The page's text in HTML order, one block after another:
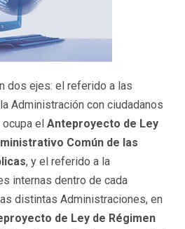
dos ejes: el referido a las
Administración con ciudadanos
el Anteproyecto de Ley
Común de las
, y el referido a la
internas dentro de cada
distintas Administraciones, en
de Ley de Régimen